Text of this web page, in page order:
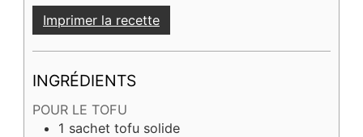
Imprimer la recette
INGRÉDIENTS
POUR LE TOFU
1 sachet tofu solide